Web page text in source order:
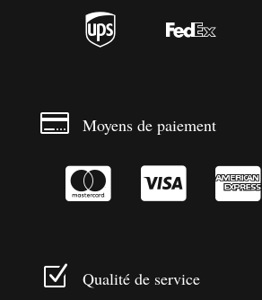
 
 Moyens de paiement
  
Z Qualité de service